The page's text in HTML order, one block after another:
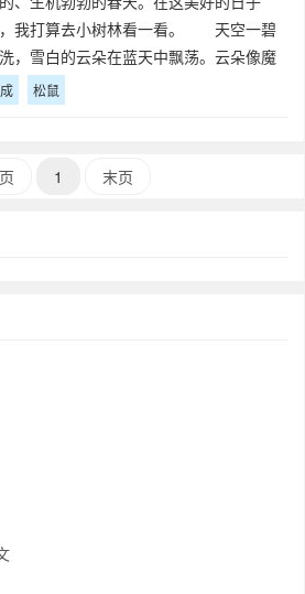
我打算去小树林看一看。 天空一碧
，雪白的云朵在蓝天中飘荡。云朵像魔
一样，一会儿变成绵羊，一会儿变成乌
一会儿变成小兔。。。美丽极了。在蓝
脱
松鼠
1 末页